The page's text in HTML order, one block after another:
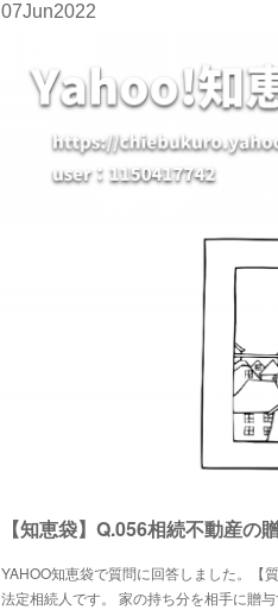
07Jun2022
【知恵袋】Q.056相続不動産の
YAHOO知恵袋で質問に回答しました。【
法定相続人です。 家の持ち分を相手に贈与